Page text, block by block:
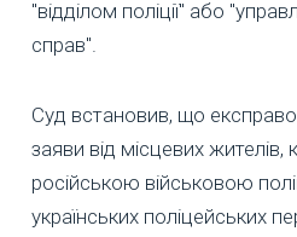
"відділом поліції" або
справ".
Суд встановив, що
заяви від місцевих
російською військовою
українських поліцейських